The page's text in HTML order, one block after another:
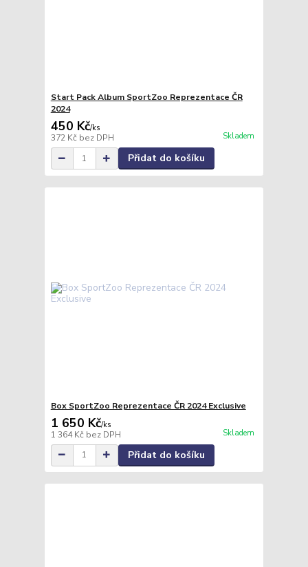
Start Pack Album SportZoo Reprezentace ČR
2024
450 Kč/ks
372 Kč bez DPH Skladem
Přidat do košíku
Box SportZoo Reprezentace ČR 2024 Exclusive
1 650 Kč/ks
1 364 Kč bez DPH Skladem
Přidat do košíku